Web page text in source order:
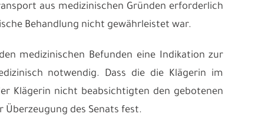
aus medizinischen Gründen erforderlich
Behandlung nicht gewährleistet war.
medizinischen Befunden eine Indikation zur
notwendig. Dass die die Klägerin im
Klägerin nicht beabsichtigten den gebotenen
des Senats fest.